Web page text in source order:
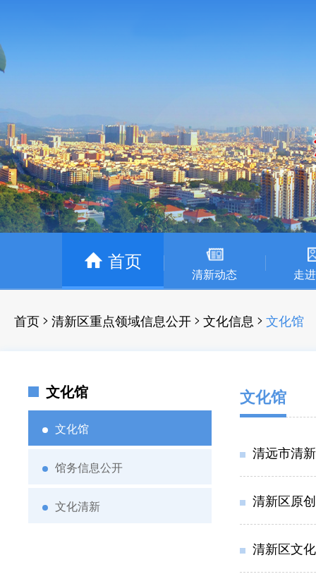
首页
清新动态 走
首页 > 清新区重点领域信息公开 > 文化信息 > 文化馆
文化馆
文化馆
馆务信息公开
文化清新
文化馆
清远市清
清新区原
清新区文